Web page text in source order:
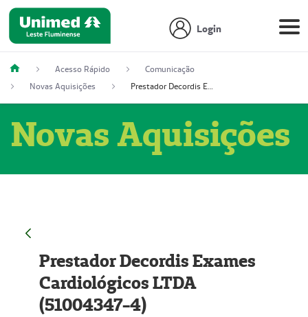
Login
Acesso Rápido
Comunicação
Novas Aquisições
Prestador Decordis Exames Cardiológicos LTDA (51004347-4)
Novas Aquisições
Prestador Decordis Exames
Cardiológicos LTDA
(51004347-4)